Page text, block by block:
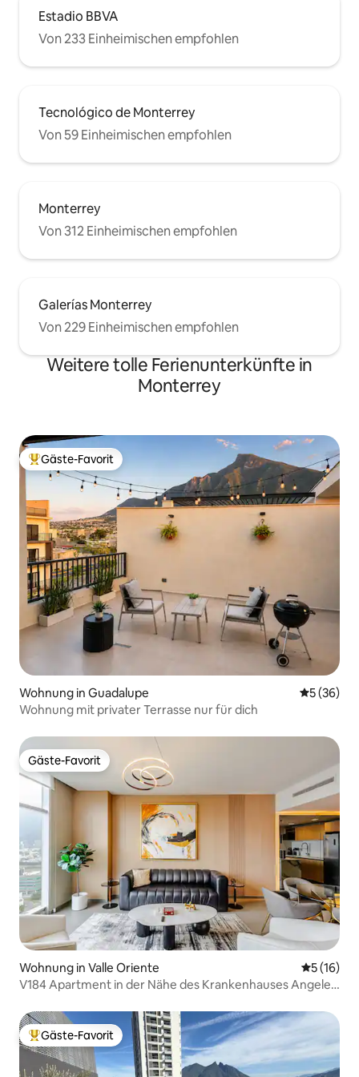
Estadio BBVA
Von 233 Einheimischen empfohlen
Tecnológico de Monterrey
Von 59 Einheimischen empfohlen
Monterrey
Von 312 Einheimischen empfohlen
Galerías Monterrey
Von 229 Einheimischen empfohlen
Weitere tolle Ferienunterkünfte in
Monterrey
Beliebter Gäste-Favorit.
Gäste-Favorit
Wohnung in Guadalupe
5 (36)
Wohnung mit privater Terrasse nur für dich
Gäste-Favorit
Gäste-Favorit
Wohnung in Valle Oriente
5 (16)
V184 Apartment in der Nähe des Krankenhauses Angeles
Beliebter Gäste-Favorit.
Gäste-Favorit